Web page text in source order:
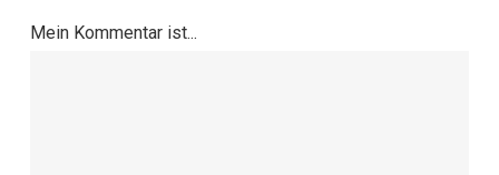
Mein Kommentar ist...